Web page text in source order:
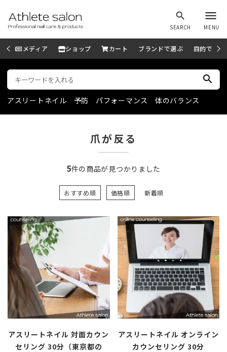
search
SEARCH
menu
MENU
メディア ショップ カート ブランドで選ぶ 目的で選ぶ
search
アスリートネイル 予防 パフォーマンス 体のバランス
爪が反る
5件の商品が見つかりました
おすすめ順 価格順 新着順
アスリートネイル 対面カウン
セリング 30分（東京都の
アスリートネイル オンライン
カウンセリング 30分